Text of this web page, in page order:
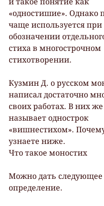
«одностишие». Однако
чаще используется при
обозначении
стиха в многострочном
стихотворении.
Кузмин Д. о русском
написал достаточно
своих работах. В них
называет однострок
«вишнестихом».
узнаете ниже.
Что такое моностих
Можно дать следующее
определение.